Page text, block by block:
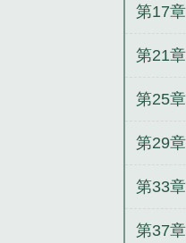
事
第17
第21
第25
买什
第29
二代
第33
盖
第37